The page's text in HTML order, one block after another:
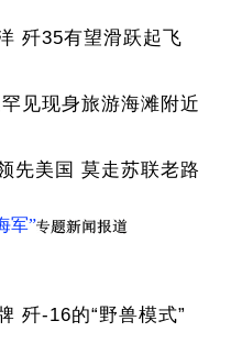
歼35有望滑跃起飞
见现身旅游海滩附近
先美国 莫走苏联老路
军”
歼-16的“野兽模式”